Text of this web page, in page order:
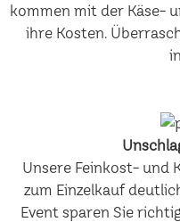
kommen mit der Käse-
ihre Kosten.
Unsere Feinkost- und
zum Einzelkauf
Event sparen Sie